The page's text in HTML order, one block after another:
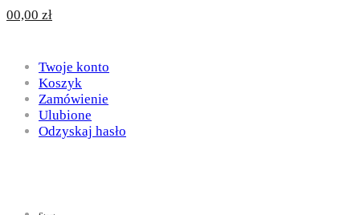
for
God
DAYENU
Design
00,00 zł
Twoje konto
Koszyk
Zamówienie
Ulubione
Odzyskaj hasło